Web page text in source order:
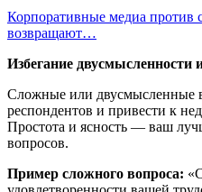
Корпоративные медиа против
возвращают…
Избегание двусмысленности
Сложные или двусмысленные
респондентов и привести к
Простота и ясность — ваш
вопросов.
Пример сложного вопроса: